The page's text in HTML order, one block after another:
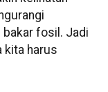
bakar fosil. Jadi
kita harus